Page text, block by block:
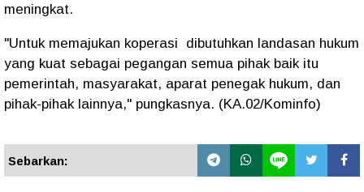
meningkat.
"Untuk memajukan koperasi dibutuhkan landasan hukum
yang kuat sebagai pegangan semua pihak baik itu
pemerintah, masyarakat, aparat penegak hukum, dan
pihak-pihak lainnya," pungkasnya. (KA.02/Kominfo)
Sebarkan: